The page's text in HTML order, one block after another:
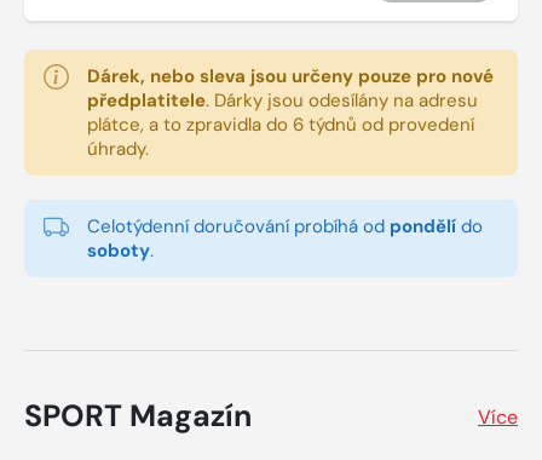
Dárek, nebo sleva jsou určeny pouze pro nové
předplatitele. Dárky jsou odesílány na adresu
plátce, a to zpravidla do 6 týdnů od provedení
úhrady.
Celotýdenní doručování probíhá od pondělí do
soboty.
SPORT Magazín Více